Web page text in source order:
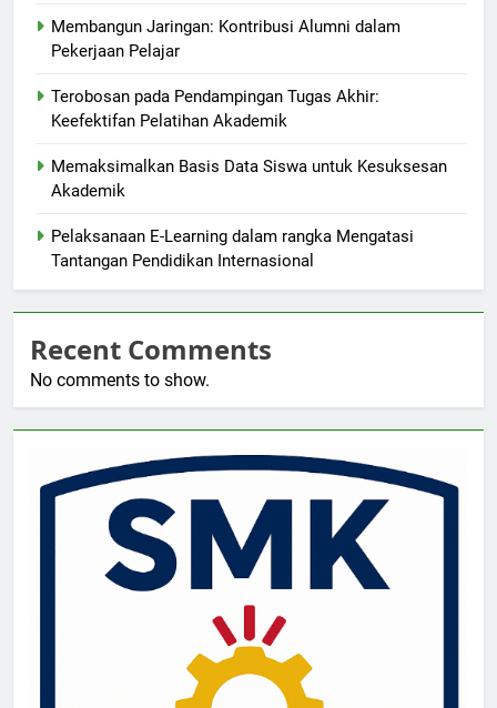
Membangun Jaringan: Kontribusi Alumni dalam
Pekerjaan Pelajar
Terobosan pada Pendampingan Tugas Akhir:
Keefektifan Pelatihan Akademik
Memaksimalkan Basis Data Siswa untuk Kesuksesan
Akademik
Pelaksanaan E-Learning dalam rangka Mengatasi
Tantangan Pendidikan Internasional
Recent Comments
No comments to show.